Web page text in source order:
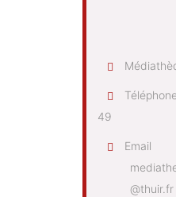
49
Email
@thuir.fr